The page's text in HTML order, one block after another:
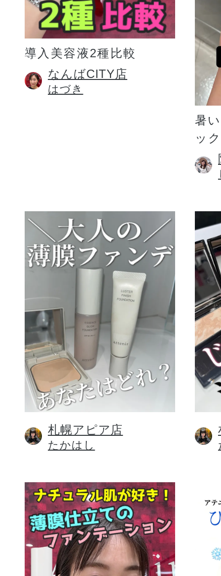
スキンクリア
クレンズオイル
スキンケア
メイクアップ
健康食品／サプ
ファッション
導入美容液2種比較
なんばCITY店
はづき
暑
ッ
札幌アピア店
たかはし